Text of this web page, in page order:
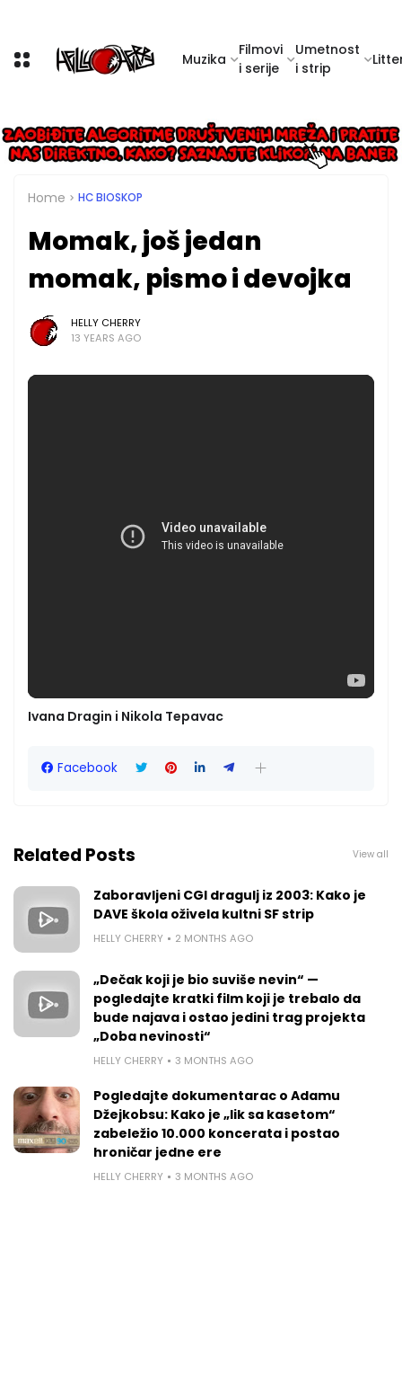
Muzika
Filmovi
i serije
Umetnost
i strip
Home HC BIOSKOP
Momak, još jedan
momak, pismo i devojka
HELLY CHERRY
13 YEARS AGO
Ivana Dragin i Nikola Tepavac
Facebook
Related Posts View all
Zaboravljeni CGI dragulj iz 2003: Kako je
DAVE škola oživela kultni SF strip
HELLY CHERRY 2 MONTHS AGO
„Dečak koji je bio suviše nevin“ —
pogledajte kratki film koji je trebalo da
bude najava i ostao jedini trag projekta
„Doba nevinosti“
HELLY CHERRY 3 MONTHS AGO
Pogledajte dokumentarac o Adamu
Džejkobsu: Kako je „lik sa kasetom“
zabeležio 10.000 koncerata i postao
hroničar jedne ere
HELLY CHERRY 3 MONTHS AGO